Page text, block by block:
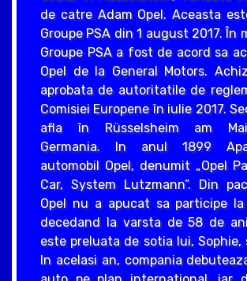
de catre Adam Opel. Aceasta
Groupe PSA din 1 august 2017. În
Groupe PSA a fost de acord sa
Opel de la General Motors.
aprobata de autoritatile de
Comisiei Europene în iulie 2017.
afla în Rüsselsheim am
Germania. In anul 1899
automobil Opel, denumit „Opel
Car, System Lutzmann”. Din
Opel nu a apucat sa participe la
decedand la varsta de 58 de
este preluata de sotia lui, Sophie,
In acelasi an, compania